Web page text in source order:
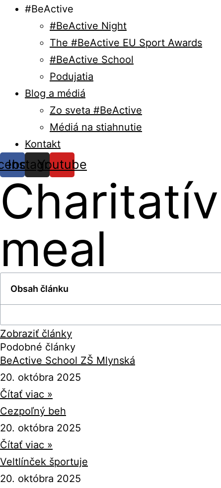
#BeActive
#BeActive Night
The #BeActive EU Sport Awards
#BeActive School
Podujatia
Blog a médiá
Zo sveta #BeActive
Médiá na stiahnutie
Kontakt
Instagram
Youtube
meal
Obsah článku
Zobraziť články
Podobné články
BeActive School ZŠ Mlynská
20. októbra 2025
Čítať viac »
Cezpoľný beh
20. októbra 2025
Čítať viac »
Veltlínček športuje
20. októbra 2025